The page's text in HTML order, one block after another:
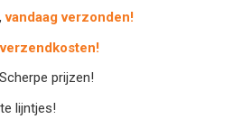
vandaag verzonden!
Scherpe prijzen!
lijntjes!